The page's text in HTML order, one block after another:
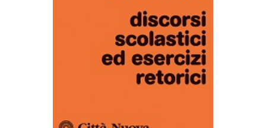
AGGIUNGI AL CARRELLO